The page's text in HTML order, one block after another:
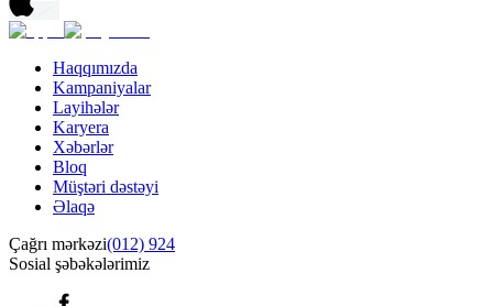
Haqqımızda
Kampaniyalar
Layihələr
Karyera
Xəbərlər
Bloq
Müştəri dəstəyi
Əlaqə
Çağrı mərkəzi(012) 924
Sosial şəbəkələrimiz